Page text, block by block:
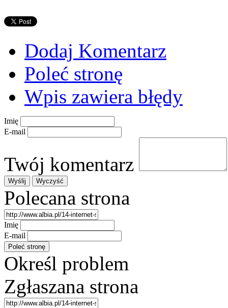
Dodaj Komentarz
Poleć stronę
Wpis zawiera błędy
Imię
E-mail
Twój komentarz
Polecana strona
Imię
E-mail
Określ problem
Zgłaszana strona